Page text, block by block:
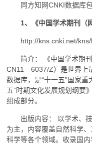
同方知网CNKI数据库
1、《中国学术期刊（
http://kns.cnki.net/
简介： 《中国学术期
CN11—6037/Z）是世界上
数据库，是“十一五”国家
五”时期文化发展规划纲要
组成部分。
出版内容： 以学术、
为主，内容覆盖自然科学
科学等各个领域。收录国